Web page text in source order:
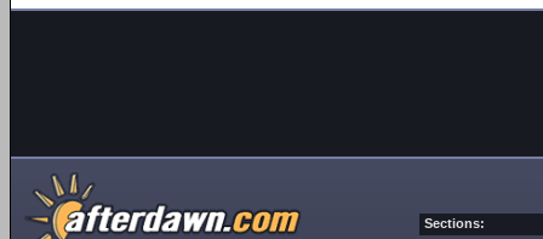
Sections: